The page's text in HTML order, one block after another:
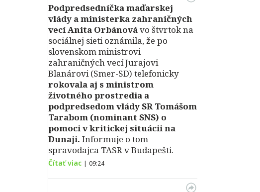
Podpredsedníčka maďarskej
vlády a ministerka zahraničných
vecí Anita Orbánovávo štvrtok na
sociálnej sieti oznámila, že po
slovenskom ministrovi
zahraničných vecí Jurajovi
Blanárovi (Smer-SD) telefonicky
rokovala aj s ministrom
životného prostredia a
podpredsedom vlády SR Tomášom
Tarabom (nominant SNS) o
pomoci v kritickej situácii na
Dunaji. Informuje o tom
spravodajca TASR v Budapešti.
Čítať viac | 09:24